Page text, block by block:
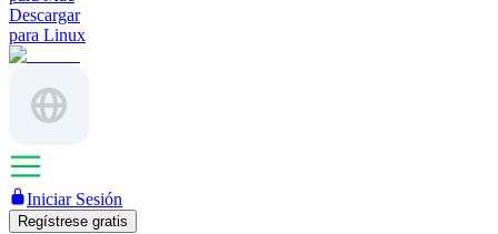
Descargar
para Linux
Iniciar Sesión
Regístrese gratis